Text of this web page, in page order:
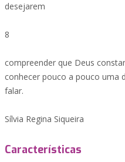
desejarem
8
compreender que Deus
conhecer pouco a pouco uma
falar.
Sílvia Regina Siqueira
Características